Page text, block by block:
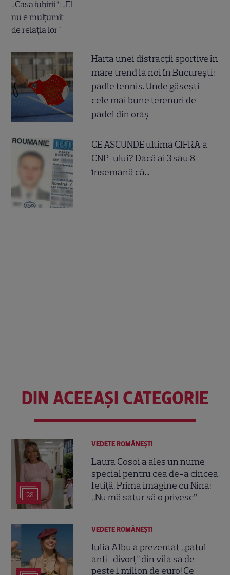
Harta unei distracții sportive în
mare trend la noi în București:
padle tennis. Unde găsești
cele mai bune terenuri de
padel din oraș
CE ASCUNDE ultima CIFRA a
CNP-ului? Dacă ai 3 sau 8
însemană că...
DIN ACEEAȘI CATEGORIE
28
VEDETE ROMÂNEŞTI
Laura Cosoi a ales un nume
special pentru cea de-a cincea
fetiță. Prima imagine cu Nina:
„Nu mă satur să o privesc”
VEDETE ROMÂNEŞTI
Iulia Albu a prezentat „patul
anti-divorț” din vila sa de
peste 1 milion de euro! Ce